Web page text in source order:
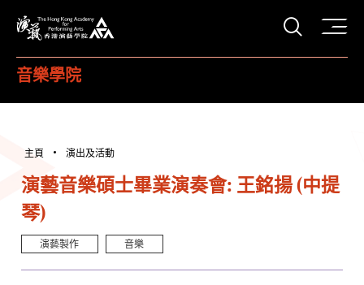
打開
音樂學院
主頁 演出及活動
演藝音樂碩士畢業演奏會: 王銘揚 (中提
琴)
演藝製作 音樂